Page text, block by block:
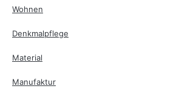
Wohnen
Denkmalpflege
Material
Manufaktur